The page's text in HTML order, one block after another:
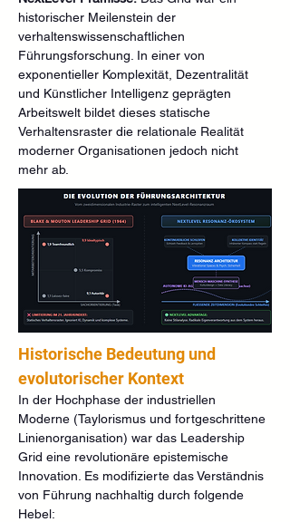
historischer Meilenstein der
verhaltenswissenschaftlichen
Führungsforschung. In einer von
exponentieller Komplexität, Dezentralität
und Künstlicher Intelligenz geprägten
Arbeitswelt bildet dieses statische
Verhaltensraster die relationale Realität
moderner Organisationen jedoch nicht
mehr ab.
Historische Bedeutung und
evolutorischer Kontext
In der Hochphase der industriellen
Moderne (Taylorismus und fortgeschrittene
Linienorganisation) war das Leadership
Grid eine revolutionäre epistemische
Innovation. Es modifizierte das Verständnis
von Führung nachhaltig durch folgende
Hebel: